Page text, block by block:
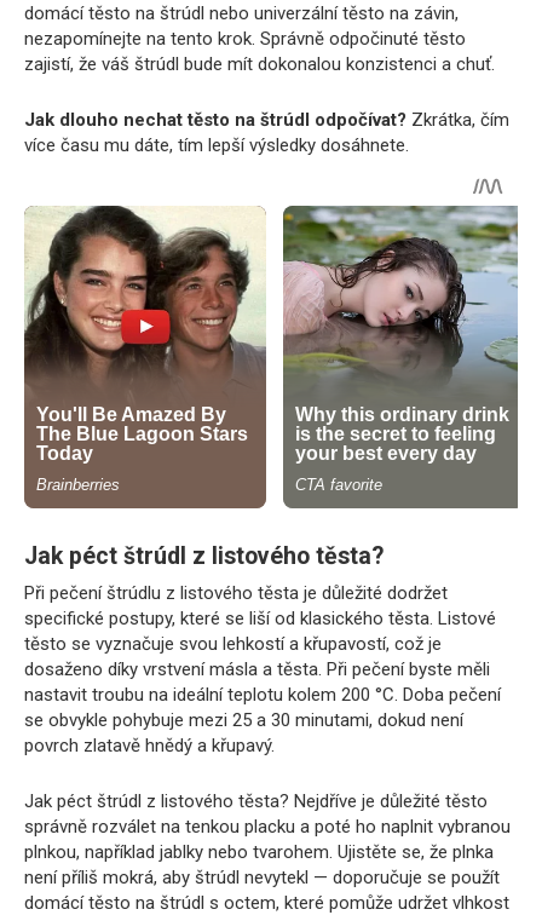
domácí těsto na štrúdl nebo univerzální těsto na závin,
nezapomínejte na tento krok. Správně odpočinuté těsto
zajistí, že váš štrúdl bude mít dokonalou konzistenci a chuť.
Jak dlouho nechat těsto na štrúdl odpočívat? Zkrátka, čím
více času mu dáte, tím lepší výsledky dosáhnete.
Jak péct štrúdl z listového těsta?
Při pečení štrúdlu z listového těsta je důležité dodržet
specifické postupy, které se liší od klasického těsta. Listové
těsto se vyznačuje svou lehkostí a křupavostí, což je
dosaženo díky vrstvení másla a těsta. Při pečení byste měli
nastavit troubu na ideální teplotu kolem 200 °C. Doba pečení
se obvykle pohybuje mezi 25 a 30 minutami, dokud není
povrch zlatavě hnědý a křupavý.
Jak péct štrúdl z listového těsta? Nejdříve je důležité těsto
správně rozválet na tenkou placku a poté ho naplnit vybranou
plnkou, například jablky nebo tvarohem. Ujistěte se, že plnka
není příliš mokrá, aby štrúdl nevytekl — doporučuje se použít
domácí těsto na štrúdl s octem, které pomůže udržet vlhkost